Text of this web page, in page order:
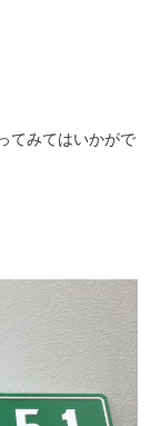
てみてはいかがで